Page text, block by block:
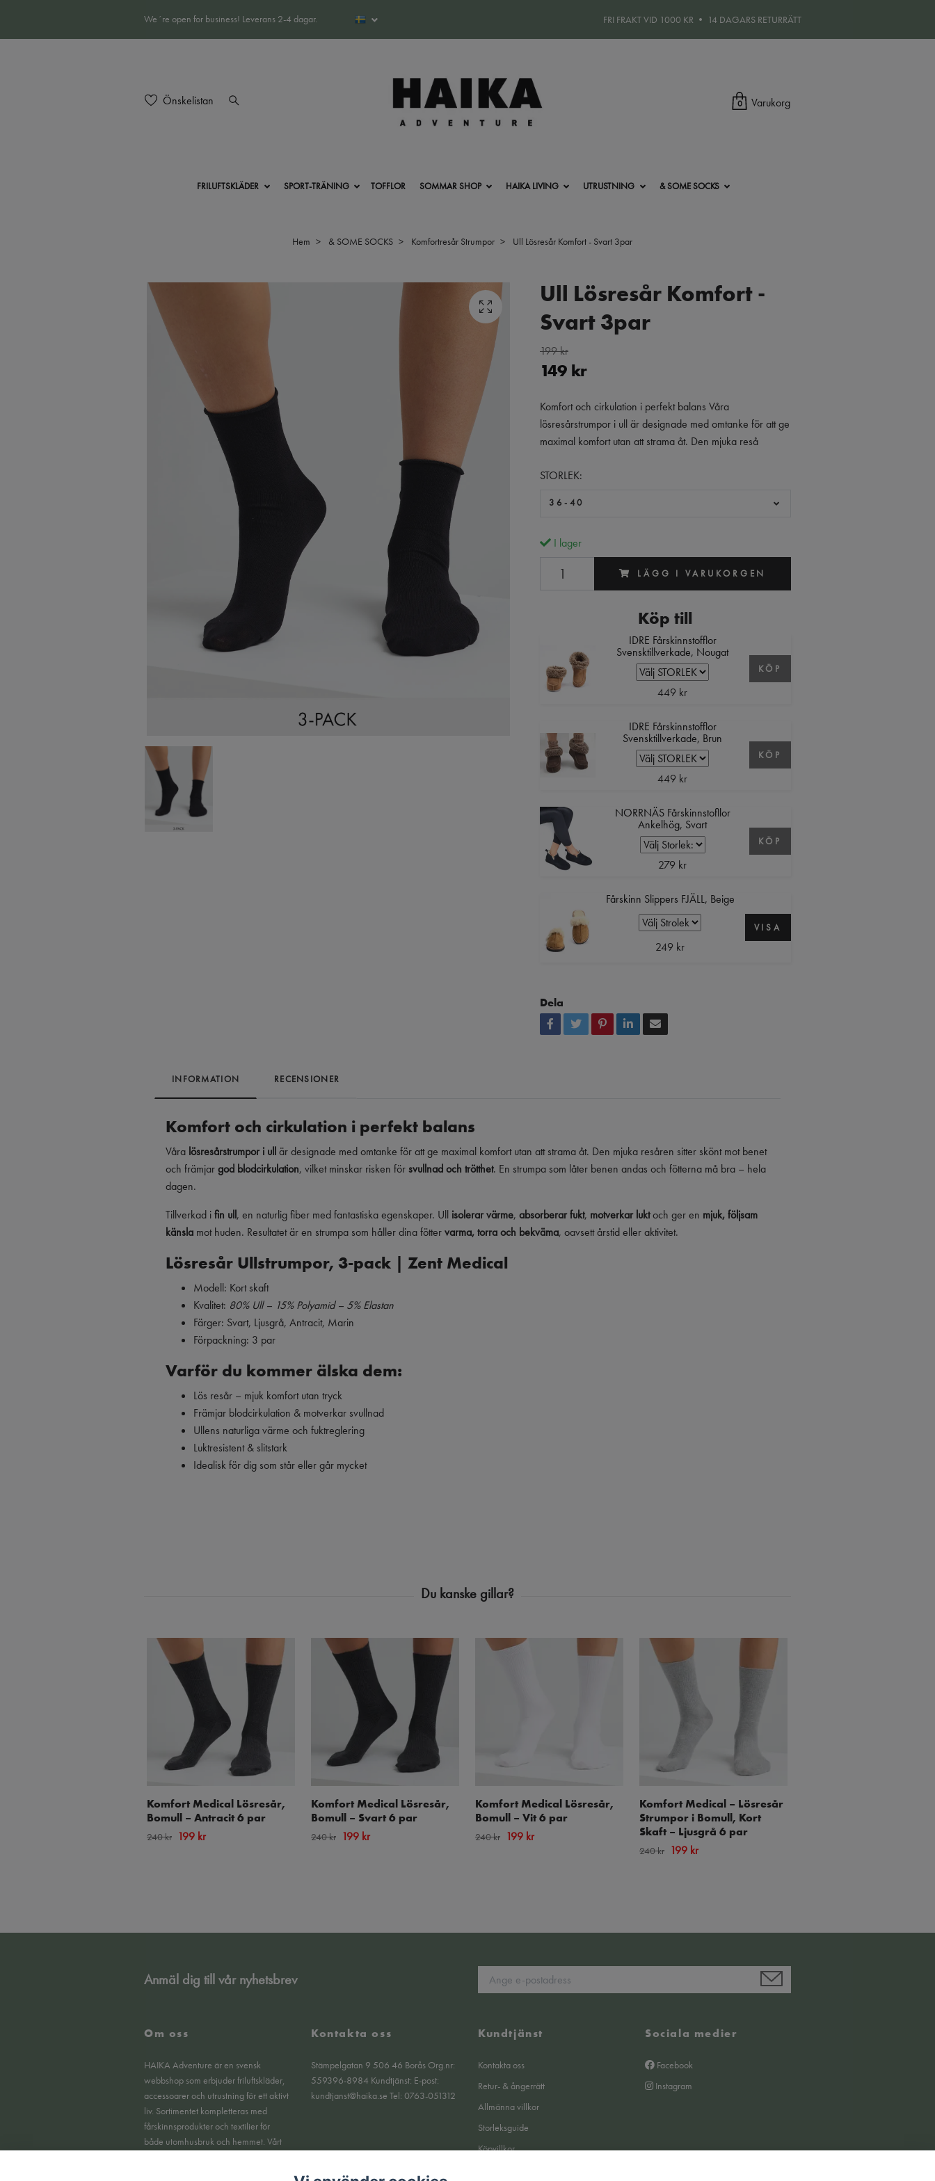
We´re open for business! Leverans 2-4 dagar. FRI FRAKT VID 1000 KR • 14 DAGARS RETURRÄTT
Önskelistan 0 Varukorg
FRILUFTSKLÄDER SPORT-TRÄNING TOFFLOR SOMMAR SHOP HAIKA LIVING UTRUSTNING & SOME SOCKS
Hem & SOME SOCKS Komfortresår Strumpor Ull Lösresår Komfort - Svart 3par
Ull Lösresår Komfort -
Svart 3par
199 kr
149 kr
Komfort och cirkulation i perfekt balans Våra
lösresårstrumpor i ull är designade med omtanke för att ge
maximal komfort utan att strama åt. Den mjuka reså
STORLEK:
36-40
I lager
LÄGG I VARUKORGEN
Köp till
IDRE Fårskinnstofflor
Svensktillverkade, Nougat
449 kr
KÖP
IDRE Fårskinnstofflor
Svensktillverkade, Brun
449 kr
KÖP
NORRNÄS Fårskinnstofllor
Ankelhög, Svart
279 kr
KÖP
Fårskinn Slippers FJÄLL, Beige
249 kr
VISA
Dela
INFORMATION RECENSIONER
Komfort och cirkulation i perfekt balans
Våra lösresårstrumpor i ullär designade med omtanke för att ge maximal komfort utan att strama åt. Den mjuka resåren sitter skönt mot benet
och främjargod blodcirkulation, vilket minskar risken försvullnad och trötthet. En strumpa som låter benen andas och fötterna må bra – hela
dagen.
Tillverkad ifin ull, en naturlig fiber med fantastiska egenskaper. Ull isolerar värme, absorberar fukt, motverkar luktoch ger en mjuk, följsam
känsla mot huden. Resultatet är en strumpa som håller dina föttervarma, torra och bekväma, oavsett årstid eller aktivitet.
Lösresår Ullstrumpor, 3-pack | Zent Medical
Modell: Kort skaft
Kvalitet: 80% Ull – 15% Polyamid – 5% Elastan
Färger: Svart, Ljusgrå, Antracit, Marin
Förpackning: 3 par
Varför du kommer älska dem:
Lös resår – mjuk komfort utan tryck
Främjar blodcirkulation & motverkar svullnad
Ullens naturliga värme och fuktreglering
Luktresistent & slitstark
Idealisk för dig som står eller går mycket
Komfort Medical Lösresår,
Bomull – Antracit 6 par
240 kr 199 kr
Komfort Medical Lösresår,
Bomull – Svart 6 par
240 kr 199 kr
Komfort Medical Lösresår,
Bomull – Vit 6 par
240 kr 199 kr
Komfort Medical – Lösresår
Strumpor i Bomull, Kort
Skaft – Ljusgrå 6 par
240 kr 199 kr
Anmäl dig till vår nyhetsbrev
Om oss
HAIKA Adventure är en svensk
webbshop som erbjuder friluftskläder,
accessoarer och utrustning för ett aktivt
liv. Sortimentet kompletteras med
fårskinnsprodukter och textilier för
både utomhusbruk och hemmet. Vårt
Kontakta oss
Stämpelgatan 9 506 46 Borås Org.nr:
559396-8984 Kundtjänst: E-post:
kundtjanst@haika.se Tel: 0763-051312
Kundtjänst
Kontakta oss
Retur- & ångerrätt
Allmänna villkor
Storleksguide
Köpvillkor
Sociala medier
Facebook
Instagram